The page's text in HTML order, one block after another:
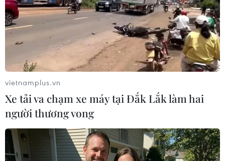
Công bố dự thảo Quy chế thi tốt nghiệp
vietnamplus.vn
Xe tải va chạm xe máy tại Đắk Lắk làm hai
người thương vong